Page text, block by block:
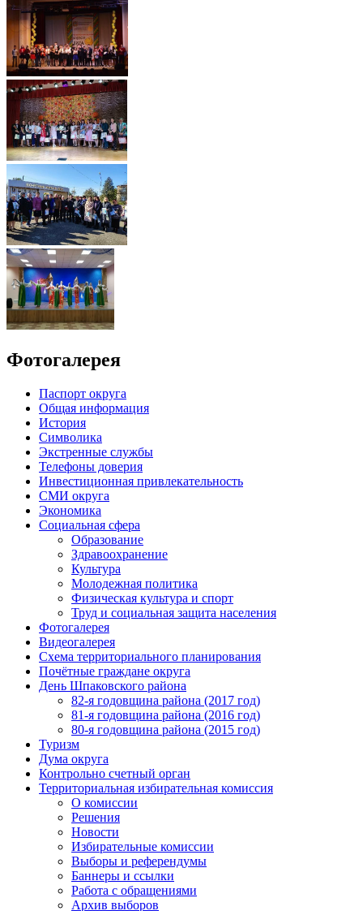
Фотогалерея
Паспорт округа
Общая информация
История
Символика
Экстренные службы
Телефоны доверия
Инвестиционная привлекательность
СМИ округа
Экономика
Социальная сфера
Образование
Здравоохранение
Культура
Молодежная политика
Физическая культура и спорт
Труд и социальная защита населения
Фотогалерея
Видеогалерея
Схема территориального планирования
Почётные граждане округа
День Шпаковского района
82-я годовщина района (2017 год)
81-я годовщина района (2016 год)
80-я годовщина района (2015 год)
Туризм
Дума округа
Контрольно счетный орган
Территориальная избирательная комиссия
О комиссии
Решения
Новости
Избирательные комиссии
Выборы и референдумы
Баннеры и ссылки
Работа с обращениями
Архив выборов